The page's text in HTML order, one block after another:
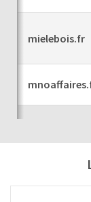
mielebois.fr